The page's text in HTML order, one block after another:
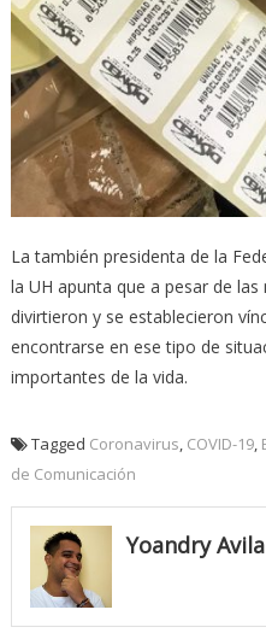
La también presidenta de la
la UH apunta que a pesar de
divirtieron y se establecieron
encontrarse en ese tipo de
importantes de la vida.
Tagged Coronavirus, COVID-19,
de Comunicación
Yoandry